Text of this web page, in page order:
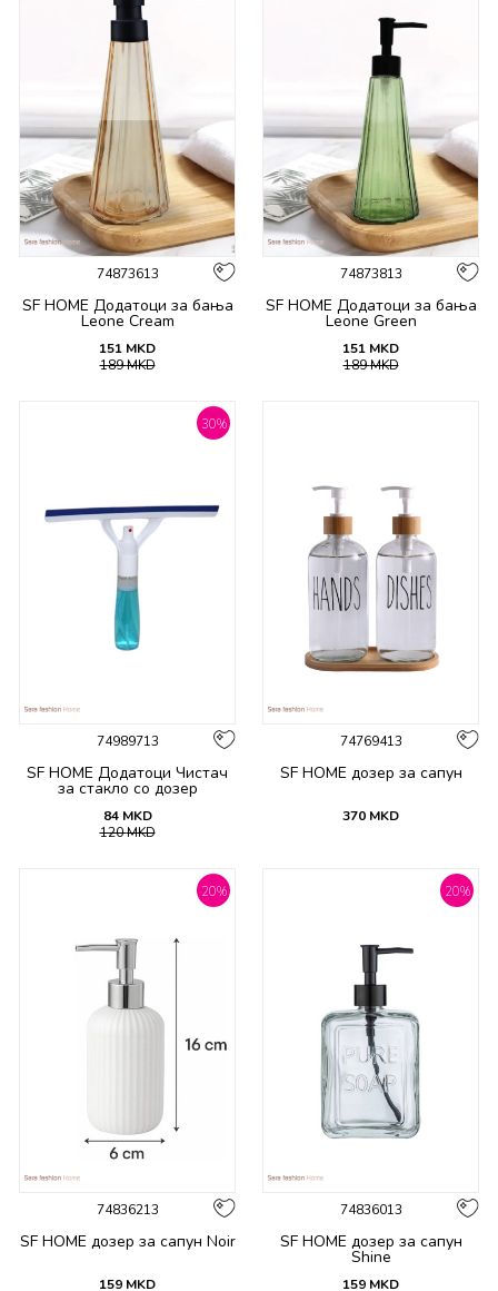
74873613
SF HOME Додатоци за бања
Leone Cream
151 MKD
189MKD
74873813
SF HOME Додатоци за бања
Leone Green
151 MKD
189MKD
30%
74989713
SF HOME Додатоци Чистач
за стакло со дозер
84 MKD
120MKD
74769413
SF HOME дозер за сапун
370 MKD
20%
74836213
SF HOME дозер за сапун Noir
159 MKD
20%
74836013
SF HOME дозер за сапун
Shine
159 MKD